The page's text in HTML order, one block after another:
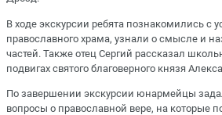
В ходе экскурсии ребята познакомились с
православного храма, узнали о смысле и
частей. Также отец Сергий рассказал
подвигах святого благоверного князя
По завершении экскурсии юнармейцы
вопросы о православной вере, на которые